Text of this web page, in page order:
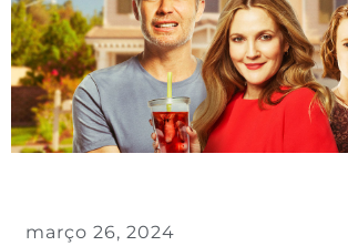
março 26, 2024